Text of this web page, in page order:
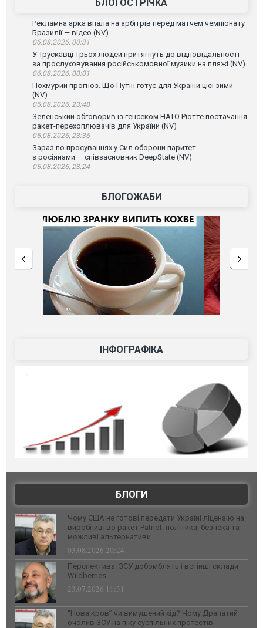
БЛОГОСТРІЧКА
Рекламна арка впала на арбітрів перед матчем чемпіонату
Бразилії — відео (NV)
06.08.2026, 00:31
У Трускавці трьох людей притягнуть до відповідальності
за прослуховування російськомовної музики на пляжі (NV)
06.08.2026, 00:01
Похмурий прогноз. Що Путін готує для України цієї зими
(NV)
05.08.2026, 23:48
Зеленський обговорив із генсеком НАТО Рютте постачання
ракет-перехоплювачів для України (NV)
05.08.2026, 23:36
Зараз по просуваннях у Сил оборони паритет
з росіянами — співзасновник DeepState (NV)
05.08.2026, 23:24
БЛОГОЖАБИ
ІНФОГРАФІКА
БЛОГИ
Чому США не готові передати Україні ліцензію на
виробництво ракет Patriot: політика, безпека та
можливі альтернативи
03.08.2026 20:24
Перспектива: ЗСУ добомблять і всі інші склади
Wildberries
23.07.2026 11:31
“Нова кров” чи вимушений хід? Чому Драпатий
очолив ЗСУ на піку суспільних протестів